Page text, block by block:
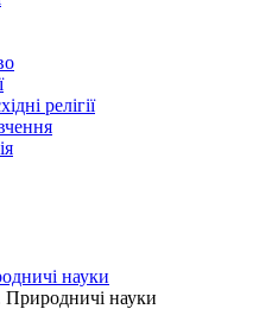
релігії
науки
науки